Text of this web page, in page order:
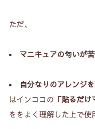
ただ、
マニキュアの匂いが
自分なりのアレンジ
はインココの 「貼るだけ
ををよく理解した上で使